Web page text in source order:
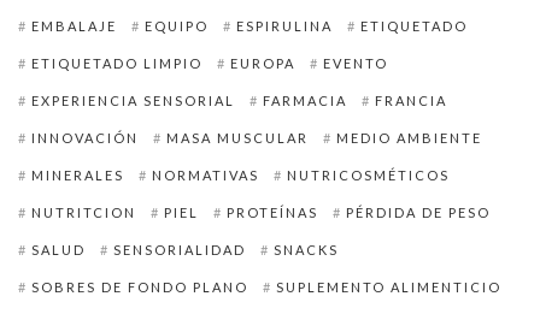
EMBALAJE EQUIPO ESPIRULINA ETIQUETADO
ETIQUETADO LIMPIO EUROPA EVENTO
EXPERIENCIA SENSORIAL FARMACIA FRANCIA
INNOVACIÓN MASA MUSCULAR MEDIO AMBIENTE
MINERALES NORMATIVAS NUTRICOSMÉTICOS
NUTRITCION PIEL PROTEÍNAS PÉRDIDA DE PESO
SALUD SENSORIALIDAD SNACKS
SOBRES DE FONDO PLANO SUPLEMENTO ALIMENTICIO